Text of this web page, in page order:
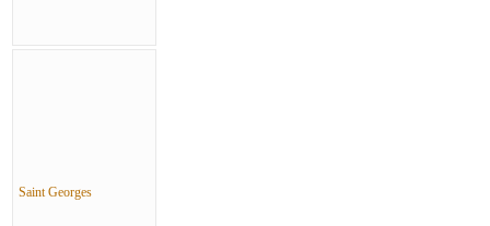
Saint Georges